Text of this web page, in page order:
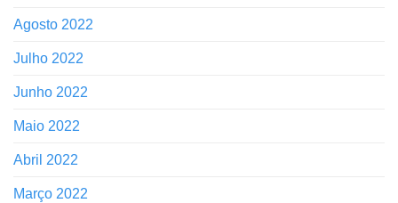
Agosto 2022
Julho 2022
Junho 2022
Maio 2022
Abril 2022
Março 2022